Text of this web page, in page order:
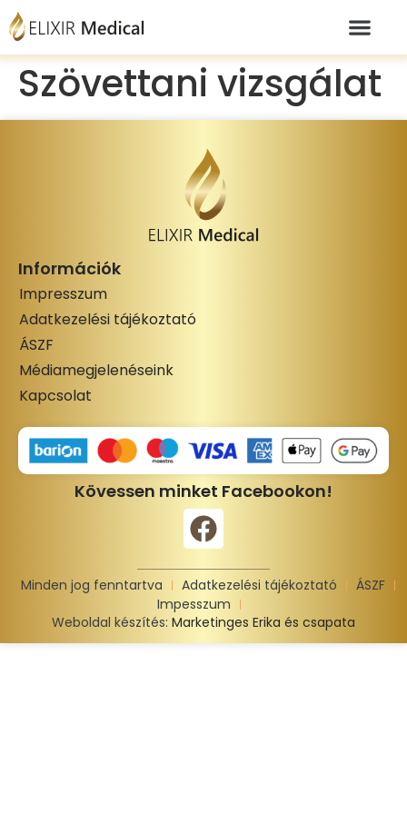
Szövettani vizsgálat
Információk
Impresszum
Adatkezelési tájékoztató
ÁSZF
Médiamegjelenéseink
Kapcsolat
Kövessen minket Facebookon!
Minden jog fenntartva Adatkezelési tájékoztató
ÁSZF
Impesszum
Weboldal készítés: Marketinges Erika és csapata